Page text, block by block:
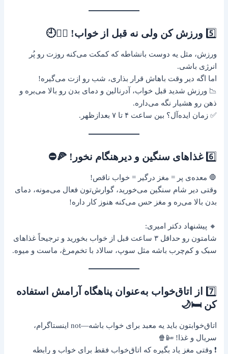
5️⃣ ورزش کن ولی نه قبل از خواب! 🏃‍♂️🕘
ورزش، مثل یه دوست بانشاطه که کمکت می‌کنه روزت رو پُر
انرژی باشی.
اما اگه دیر وقت باهاش قرار بذاری، شب رو ازت می‌گیره!
📉 ورزش شدید قبل خواب، آدرنالین و دمای بدن رو بالا می‌بره و
ذهن رو هشیار نگه می‌داره.
✅ زمان ایده‌آل؟ بین ساعت ۴ تا ۷ بعدازظهر.
6️⃣ غذاهای سنگین و دیرهنگام نخور! 🍕⛔
🛑 معده‌ی پر = مغز درگیر = خواب ناقص!
وقتی دیر شام سنگین می‌خورید، گوارش‌تون فعال می‌مونه، دمای
بدن بالا می‌ره و مغز حس می‌کنه هنوز کار داره!
🔸 پیشنهاد دکتر امیری:
شامتون رو حداقل ۳ ساعت قبل از خواب بخورید و ترجیحاً غذاهای
سبک و کم‌چرب باشه مثل سوپ، سالاد با تخم‌مرغ، ماست و میوه.
7️⃣
از اتاق‌خواب به‌عنوان پناهگاه آرامش استفاده
کن 🛏️🌙
اتاق‌خوابتون باید یه معبد برای خواب باشه—not اینستاگرام،
سریال و غذا! 📴🍿
❗ وقتی مغز یاد بگیره که اتاق‌خواب فقط برای خواب و رابطه